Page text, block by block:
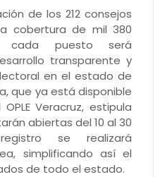
de los 212 consejos
cobertura de mil 380
cada puesto será
transparente y
en el estado de
que ya está disponible
Veracruz, estipula
abiertas del 10 al 30
se realizará
simplificando así el
de todo el estado.